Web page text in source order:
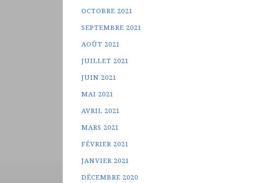
OCTOBRE 2021
SEPTEMBRE 2021
AOÛT 2021
JUILLET 2021
JUIN 2021
MAI 2021
AVRIL 2021
MARS 2021
FÉVRIER 2021
JANVIER 2021
DÉCEMBRE 2020